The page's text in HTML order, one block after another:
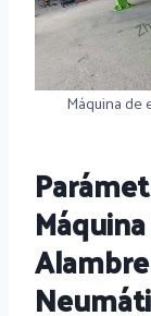
Máquina de